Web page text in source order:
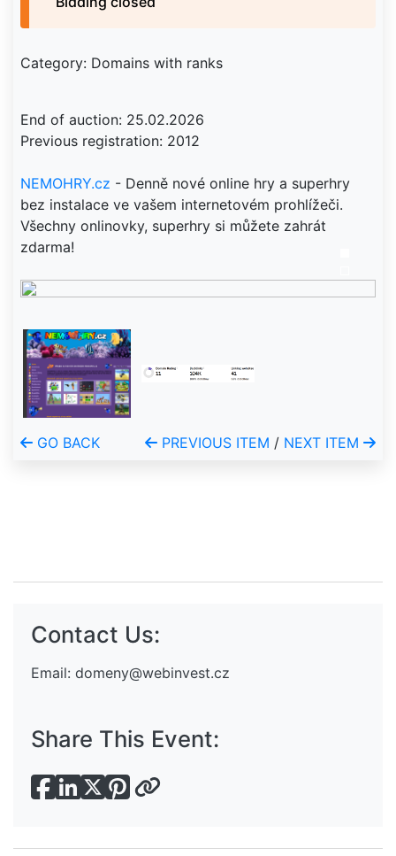
Category: Domains with ranks
End of auction: 25.02.2026
Previous registration: 2012
NEMOHRY.cz - Denně nové online hry a superhry
bez instalace ve vašem internetovém prohlížeči.
Všechny onlinovky, superhry si můžete zahrát
zdarma!
GO BACK PREVIOUS ITEM / NEXT ITEM
Contact Us:
Email: domeny@webinvest.cz
Share This Event: